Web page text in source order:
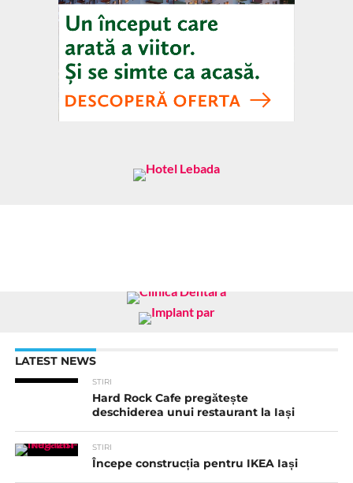
LATEST NEWS
STIRI
Hard Rock Cafe pregătește
deschiderea unui restaurant la Iași
STIRI
Începe construcția pentru IKEA Iași